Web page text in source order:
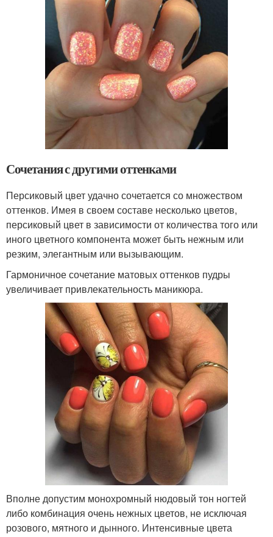
Сочетания с другими оттенками
Персиковый цвет удачно сочетается со множеством
оттенков. Имея в своем составе несколько цветов,
персиковый цвет в зависимости от количества того или
иного цветного компонента может быть нежным или
резким, элегантным или вызывающим.
Гармоничное сочетание матовых оттенков пудры
увеличивает привлекательность маникюра.
Вполне допустим монохромный нюдовый тон ногтей
либо комбинация очень нежных цветов, не исключая
розового, мятного и дынного. Интенсивные цвета